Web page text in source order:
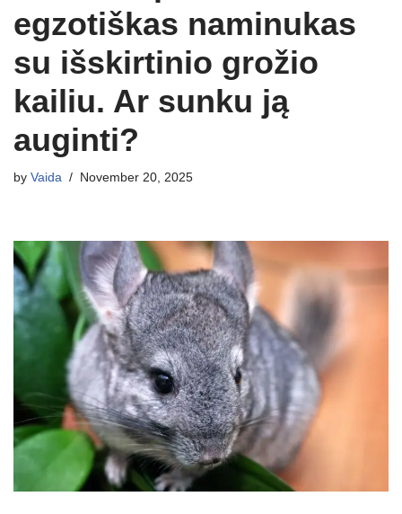
egzotiškas naminukas
su išskirtinio grožio
kailiu. Ar sunku ją
auginti?
by Vaida November 20, 2025